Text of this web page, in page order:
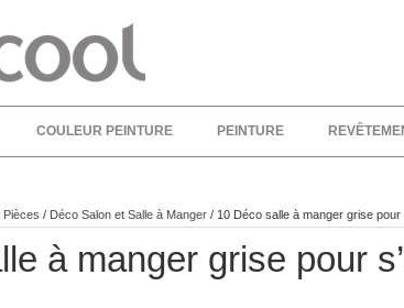
COULEUR PEINTURE PEINTURE
Pièces / Déco Salon et Salle à Manger / 10 Déco salle à manger grise pour
à manger grise pour